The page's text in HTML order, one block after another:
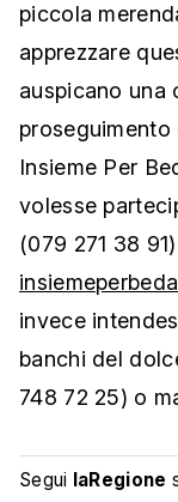
piccola
apprezzare
auspicano una
Insieme Per
volesse
(079 271 38
invece
banchi del
748 72 25) o
Segui laRegione